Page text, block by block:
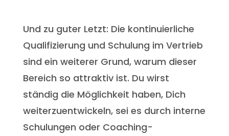
Und zu guter Letzt: Die kontinuierliche
Qualifizierung und Schulung im Vertrieb
sind ein weiterer Grund, warum dieser
Bereich so attraktiv ist. Du wirst
ständig die Möglichkeit haben, Dich
weiterzuentwickeln, sei es durch interne
Schulungen oder Coaching-